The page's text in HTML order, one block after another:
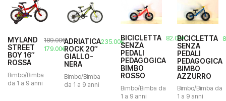
MYLAND
STREET
BOY 16″
ROSSA
Bimbo/Bimba
da 1 a 9 anni
189.00€
Il
originale
189.00€.
179.00€Il
prezzo
attuale
è:
179.00€.
ADRIATICA
ROCK 20″
GIALLO-
NERA
Bimbo/Bimba
da 1 a 9 anni
235.00€
BICICLETTA
SENZA
PEDALI
PEDAGOGICA
BIMBO
ROSSO
Bimbo/Bimba da
1 a 9 anni
82.00€
BICICLETTA
SENZA
PEDALI
PEDAGOGICA
BIMBO
AZZURRO
Bimbo/Bimba da
1 a 9 anni